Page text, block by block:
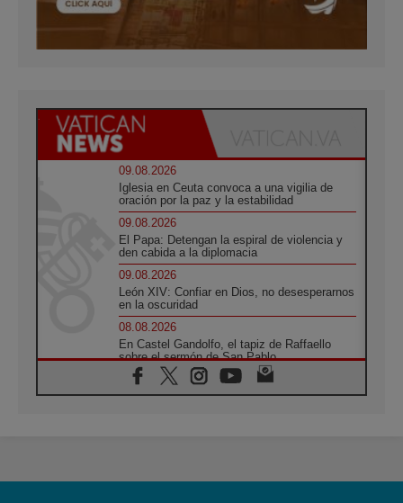
09.08.2026
Iglesia en Ceuta convoca a una vigilia de
oración por la paz y la estabilidad
09.08.2026
El Papa: Detengan la espiral de violencia y
den cabida a la diplomacia
09.08.2026
León XIV: Confiar en Dios, no desesperarnos
en la oscuridad
08.08.2026
En Castel Gandolfo, el tapiz de Raffaello
sobre el sermón de San Pablo
08.08.2026
En Colombia, «la paz no se compra con una
08.08.2026